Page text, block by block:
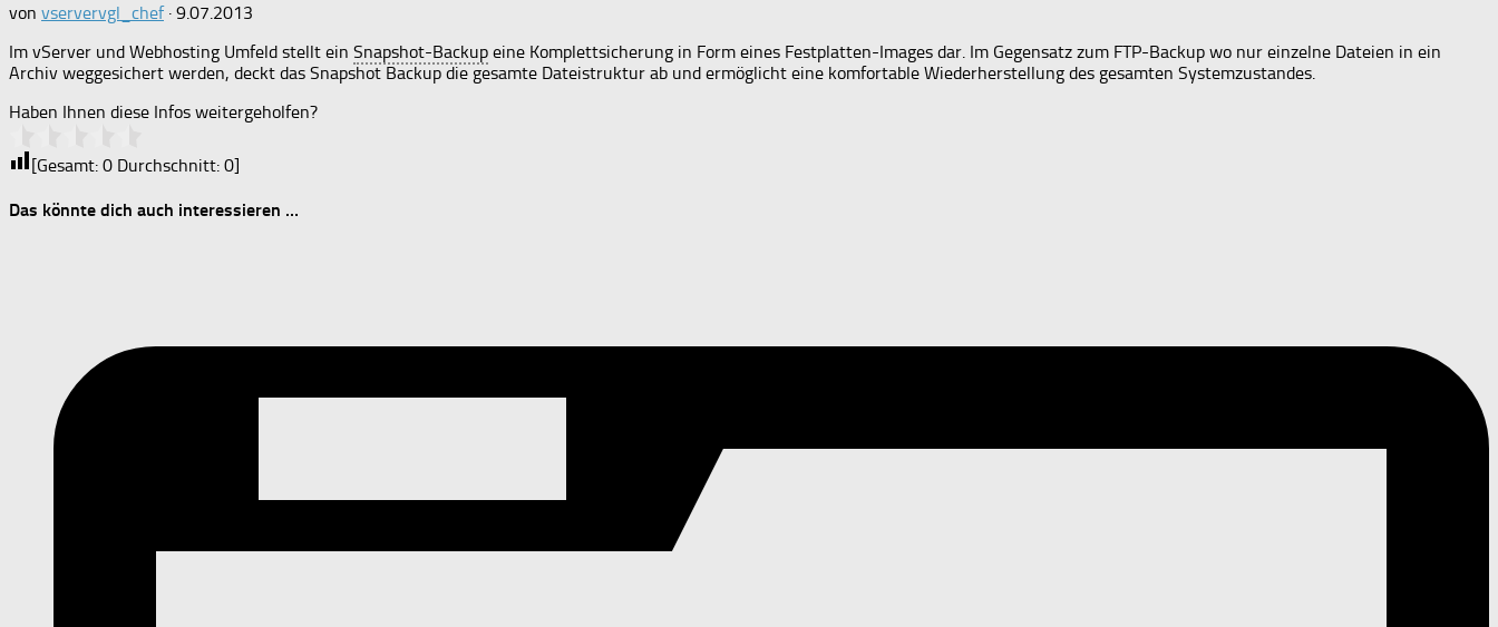
von vservervgl_chef · 9.07.2013
Im vServer und Webhosting Umfeld stellt ein Snapshot-Backup eine Komplettsicherung in Form eines Festplatten-Images dar. Im Gegensatz zum FTP-Backup wo nur einzelne Dateien in ein
Archiv weggesichert werden, deckt das Snapshot Backup die gesamte Dateistruktur ab und ermöglicht eine komfortable Wiederherstellung des gesamten Systemzustandes.
Haben Ihnen diese Infos weitergeholfen?
[Gesamt: 0 Durchschnitt: 0]
Das könnte dich auch interessieren …